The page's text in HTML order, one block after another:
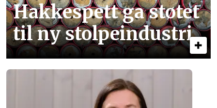
Hakkespett ga støtet
til ny stolpe­industri